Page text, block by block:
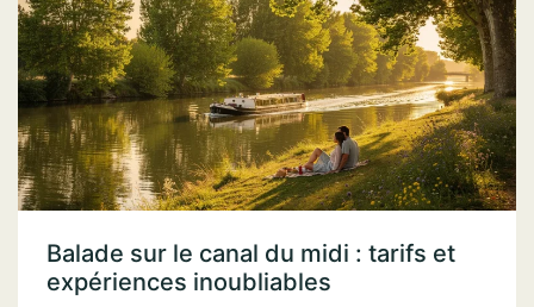
Balade sur le canal du midi : tarifs et
expériences inoubliables